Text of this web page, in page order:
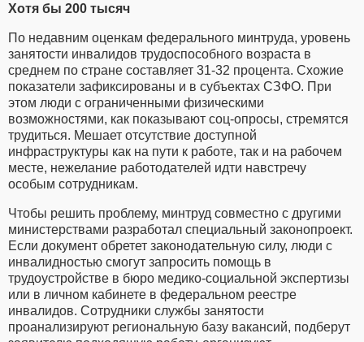
Хотя бы 200 тысяч
По недавним оценкам федерального минтруда, уровень
занятости инвалидов трудоспособного возраста в
среднем по стране составляет 31-32 процента. Схожие
показатели зафиксированы и в субъектах СЗФО. При
этом люди с ограниченными физическими
возможностями, как показывают соц-опросы, стремятся
трудиться. Мешает отсутствие доступной
инфраструктуры как на пути к работе, так и на рабочем
месте, нежелание работодателей идти навстречу
особым сотрудникам.
Чтобы решить проблему, минтруд совместно с другими
министерствами разработал специальный законопроект.
Если документ обретет законодательную силу, люди с
инвалидностью смогут запросить помощь в
трудоустройстве в бюро медико-социальной экспертизы
или в личном кабинете в федеральном реестре
инвалидов. Сотрудники службы занятости
проанализируют региональную базу вакансий, подберут